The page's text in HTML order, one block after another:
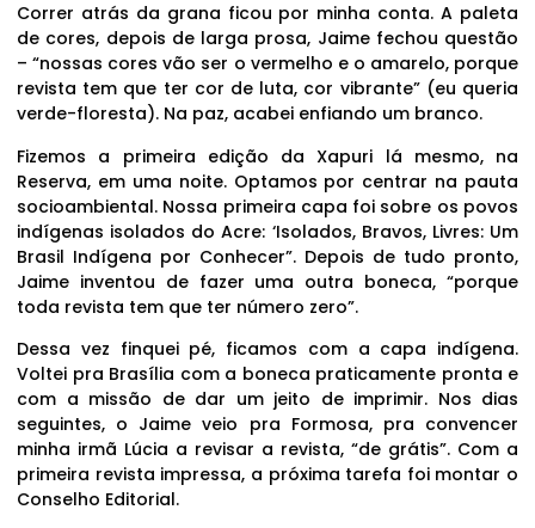
Correr atrás da grana ficou por minha conta. A paleta
de cores, depois de larga prosa, Jaime fechou questão
– “nossas cores vão ser o vermelho e o amarelo, porque
revista tem que ter cor de luta, cor vibrante” (eu queria
verde-floresta). Na paz, acabei enfiando um branco.
Fizemos a primeira edição da Xapuri lá mesmo, na
Reserva, em uma noite. Optamos por centrar na pauta
socioambiental. Nossa primeira capa foi sobre os povos
indígenas isolados do Acre: ‘Isolados, Bravos, Livres: Um
Brasil Indígena por Conhecer”. Depois de tudo pronto,
Jaime inventou de fazer uma outra boneca, “porque
toda revista tem que ter número zero”.
Dessa vez finquei pé, ficamos com a capa indígena.
Voltei pra Brasília com a boneca praticamente pronta e
com a missão de dar um jeito de imprimir. Nos dias
seguintes, o Jaime veio pra Formosa, pra convencer
minha irmã Lúcia a revisar a revista, “de grátis”. Com a
primeira revista impressa, a próxima tarefa foi montar o
Conselho Editorial.